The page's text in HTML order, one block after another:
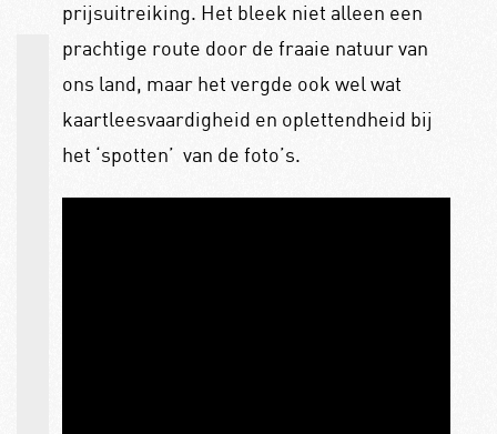
prijsuitreiking. Het bleek niet alleen een
prachtige route door de fraaie natuur van
ons land, maar het vergde ook wel wat
kaartleesvaardigheid en oplettendheid bij
het ‘spotten’ van de foto’s.